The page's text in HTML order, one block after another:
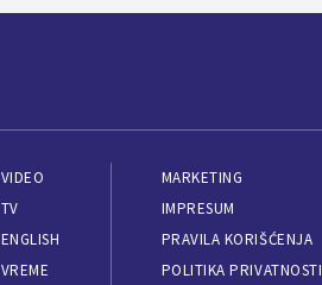
VIDEO
TV
ENGLISH
VREME
MARKETING
IMPRESUM
PRAVILA KORIŠĆENJA
POLITIKA PRIVATNOSTI